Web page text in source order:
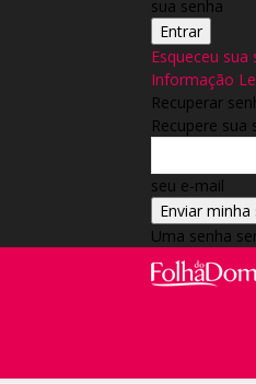
sua senha
Esqueceu sua
Informação
Recuperar
Recupere sua
seu e-mail
Uma senha